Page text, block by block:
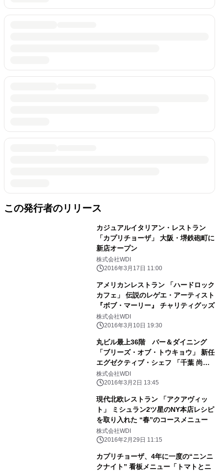
この発行者のリリース
カジュアルイタリアン・レストラン
「カプリチョーザ」 大阪・堺鉄砲町に
新店オープン
株式会社WDI
2016年3月17日 11:00
アメリカンレストラン 「ハードロック
カフェ」 伝説のレゲエ・アーティスト
『ボブ・マーリー』 チャリティグッズ
株式会社WDI
2016年3月10日 19:30
丸ビル最上36階 バー＆ダイニング
「ブリーズ・オブ・トウキョウ」 新任
エグゼクティブ・シェフ 「千葉 尚」
が作るコンテンポラリー・フレンチ
株式会社WDI
2016年3月2日 13:45
現代北欧レストラン 「アクアヴィッ
ト」 ミシュラン2ツ星のNY本店レシピ
を取り入れた “春”のコースメニュー
株式会社WDI
2016年2月29日 11:15
カプリチョーザ、4年に一度の“ニンニ
クナイト” 看板メニュー「トマトとニ